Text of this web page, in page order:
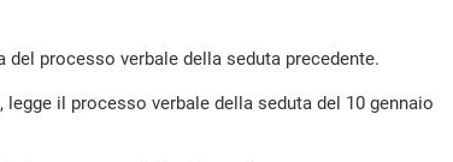
processo verbale della seduta precedente.
, legge il processo verbale della seduta del 10 gennaio